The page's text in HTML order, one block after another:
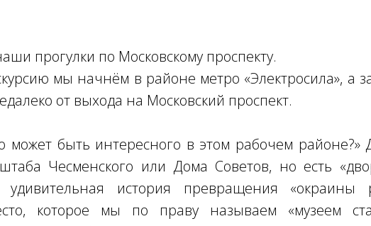
прогулки по Московскому проспекту.
мы начнём в районе метро «Электросила», а
от выхода на Московский проспект.
может быть интересного в этом рабочем районе?»
Чесменского или Дома Советов, но есть
история превращения «окраины
которое мы по праву называем «музеем